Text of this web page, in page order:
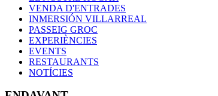
VENDA D'ENTRADES
INMERSIÓN VILLARREAL
PASSEIG GROC
EXPERIÈNCIES
EVENTS
RESTAURANTS
NOTÍCIES